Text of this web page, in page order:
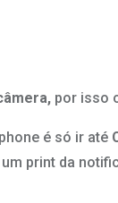
por isso
é só ir até
print da